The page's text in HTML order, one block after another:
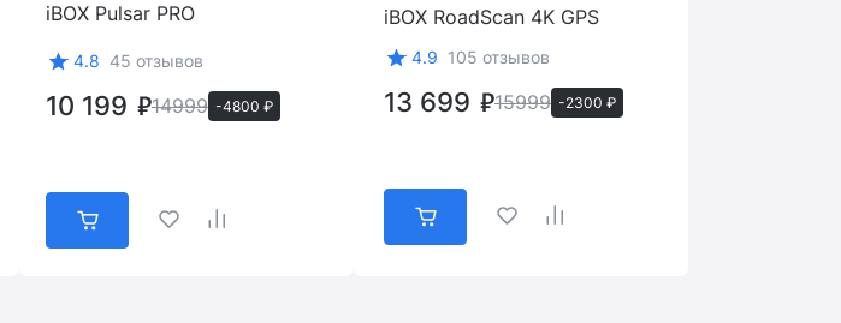
iBOX Pulsar PRO
4.8 45 отзывов
10 199 14999 -4800 ₽
iBOX RoadScan 4K GPS
4.9 105 отзывов
13 699 15999 -2300 ₽